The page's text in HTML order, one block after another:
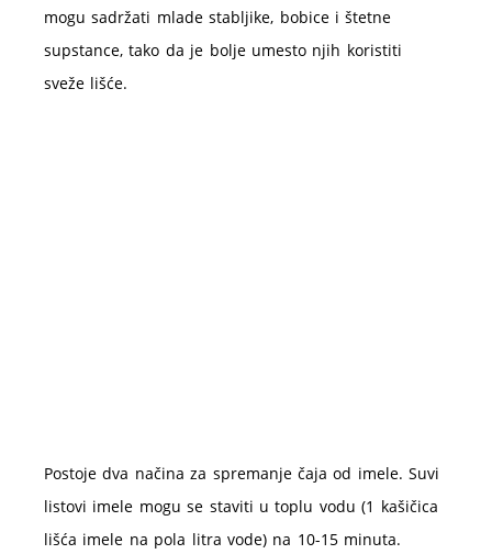
mogu sadržati mlade stabljike, bobice i štetne
supstance, tako da je bolje umesto njih koristiti
sveže lišće.
Postoje dva načina za spremanje čaja od imele. Suvi
listovi imele mogu se staviti u toplu vodu (1 kašičica
lišća imele na pola litra vode) na 10-15 minuta.